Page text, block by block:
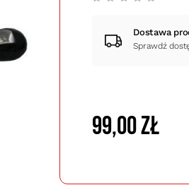
Dostawa
Sprawdź
99,00 zł